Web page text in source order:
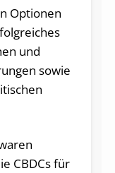
Optionen
und
sowie
CBDCs für